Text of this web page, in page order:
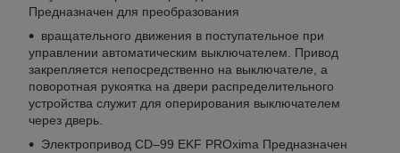
Предназначен для преобразования
вращательного движения в поступательное при
управлении автоматическим выключателем. Привод
закрепляется непосредственно на выключателе, а
поворотная рукоятка на двери распределительного
устройства служит для оперирования выключателем
через дверь.
Электропривод CD–99 EKF PROxima Предназначен